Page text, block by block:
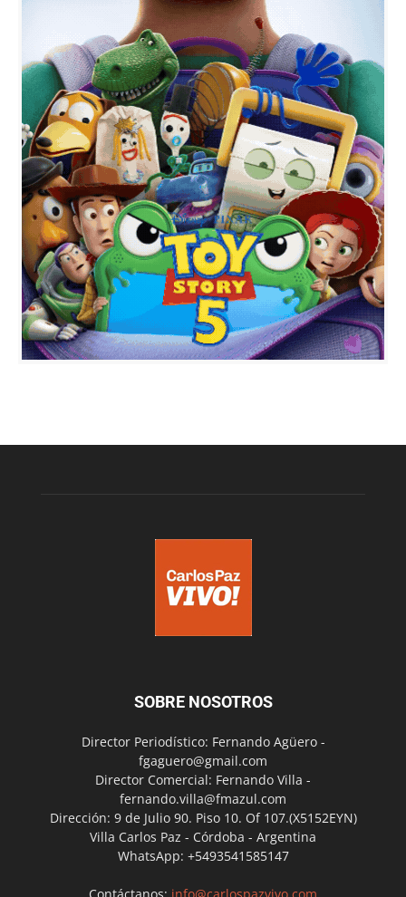
SOBRE NOSOTROS
Director Periodístico: Fernando Agüero -
fgaguero@gmail.com
Director Comercial: Fernando Villa -
fernando.villa@fmazul.com
Dirección: 9 de Julio 90. Piso 10. Of 107.(X5152EYN)
Villa Carlos Paz - Córdoba - Argentina
WhatsApp: +5493541585147